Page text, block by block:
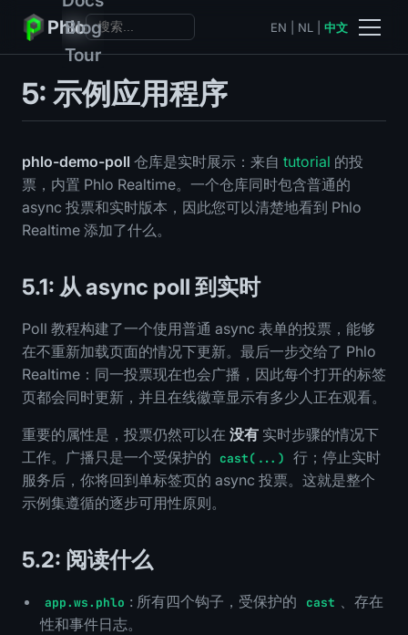
Phlo
Blog
Tour
EN NL 中文
5: 示例应用程序
phlo-demo-poll 仓库是实时展示：来自 tutorial 的投
票，内置 Phlo Realtime。一个仓库同时包含普通的
async 投票和实时版本，因此您可以清楚地看到 Phlo
Realtime 添加了什么。
5.1: 从 async poll 到实时
Poll 教程构建了一个使用普通 async 表单的投票，能够
在不重新加载页面的情况下更新。最后一步交给了 Phlo
Realtime：同一投票现在也会广播，因此每个打开的标签
页都会同时更新，并且在线徽章显示有多少人正在观看。
重要的属性是，投票仍然可以在 没有 实时步骤的情况下
工作。广播只是一个受保护的
cast(...)
行；停止实时
服务后，你将回到单标签页的 async 投票。这就是整个
示例集遵循的逐步可用性原则。
5.2: 阅读什么
app.ws.phlo : 所有四个钩子，受保护的 cast
、存在
性和事件日志。